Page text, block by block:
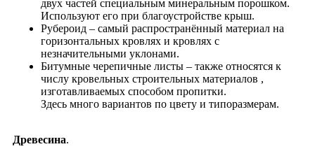
двух частей специальным минеральным порошком.
Используют его при благоустройстве крыш.
Рубероид – самый распространённый материал на
горизонтальных кровлях и кровлях с
незначительными уклонами.
Битумные черепичные листы – также относятся к
числу кровельных строительных материалов ,
изготавливаемых способом пропитки.
Здесь много вариантов по цвету и типоразмерам.
Древесина.